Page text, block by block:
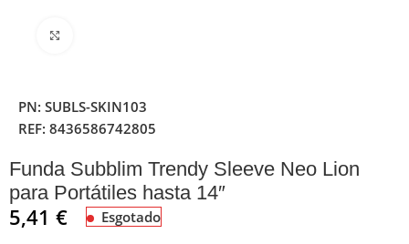
PN:SUBLS-SKIN103
REF:8436586742805
Funda Subblim Trendy Sleeve Neo Lion
para Portátiles hasta 14″
5,41€ Esgotado